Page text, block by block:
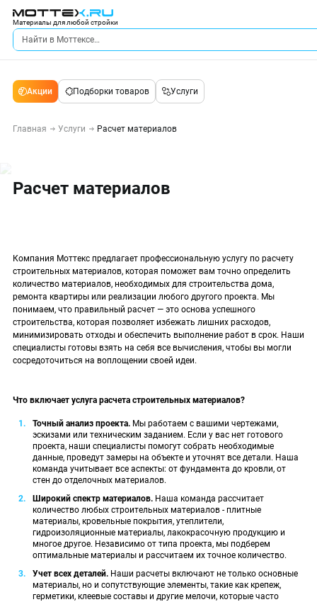
Материалы для любой стройки
Акции Подборки товаров Услуги
Главная Услуги Расчет материалов
Расчет материалов
Компания Моттекс предлагает профессиональную услугу по расчету
строительных материалов, которая поможет вам точно определить
количество материалов, необходимых для строительства дома,
ремонта квартиры или реализации любого другого проекта. Мы
понимаем, что правильный расчет — это основа успешного
строительства, которая позволяет избежать лишних расходов,
минимизировать отходы и обеспечить выполнение работ в срок. Наши
специалисты готовы взять на себя все вычисления, чтобы вы могли
сосредоточиться на воплощении своей идеи.
Что включает услуга расчета строительных материалов?
Точный анализ проекта. Мы работаем с вашими чертежами,
эскизами или техническим заданием. Если у вас нет готового
проекта, наши специалисты помогут собрать необходимые
данные, проведут замеры на объекте и уточнят все детали. Наша
команда учитывает все аспекты: от фундамента до кровли, от
стен до отделочных материалов.
Широкий спектр материалов. Наша команда рассчитает
количество любых строительных материалов - плитные
материалы, кровельные покрытия, утеплители,
гидроизоляционные материалы, лакокрасочную продукцию и
многое другое. Независимо от типа проекта, мы подберем
оптимальные материалы и рассчитаем их точное количество.
Учет всех деталей. Наши расчеты включают не только основные
материалы, но и сопутствующие элементы, такие как крепеж,
герметики, клеевые составы и другие мелочи, которые часто